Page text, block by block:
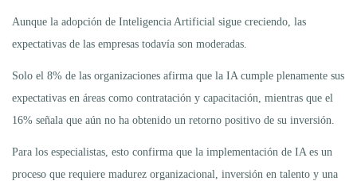
Aunque la adopción de Inteligencia Artificial sigue creciendo, las
expectativas de las empresas todavía son moderadas.
Solo el 8% de las organizaciones afirma que la IA cumple plenamente sus
expectativas en áreas como contratación y capacitación, mientras que el
16% señala que aún no ha obtenido un retorno positivo de su inversión.
Para los especialistas, esto confirma que la implementación de IA es un
proceso que requiere madurez organizacional, inversión en talento y una